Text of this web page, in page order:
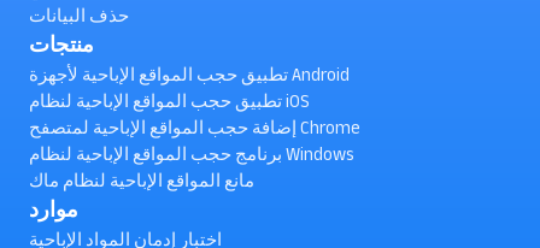
حذف البيانات
منتجات
تطبيق حجب المواقع الإباحية لأجهزة Android
تطبيق حجب المواقع الإباحية لنظام iOS
إضافة حجب المواقع الإباحية لمتصفح Chrome
برنامج حجب المواقع الإباحية لنظام Windows
مانع المواقع الإباحية لنظام ماك
موارد
اختبار إدمان المواد الإباحية